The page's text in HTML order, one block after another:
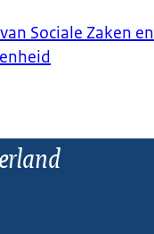
Sociale Zaken en